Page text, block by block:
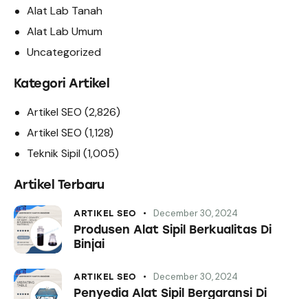
Alat Lab Tanah
Alat Lab Umum
Uncategorized
Kategori Artikel
Artikel SEO (2,826)
Artikel SEO (1,128)
Teknik Sipil (1,005)
Artikel Terbaru
ARTIKEL SEO December 30, 2024
Produsen Alat Sipil Berkualitas Di
Binjai
ARTIKEL SEO December 30, 2024
Penyedia Alat Sipil Bergaransi Di